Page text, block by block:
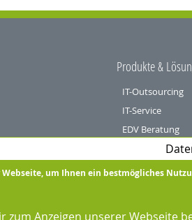
Produkte &
IT-Outsourcing
IT-Service
EDV Beratung
Sophos
Telefonanlagen
um Ihnen ein bestmögliches
zum Anzeigen unserer Webseite